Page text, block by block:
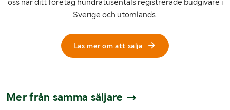
Sverige och utomlands.
Läs mer om att sälja
Mer från samma säljare